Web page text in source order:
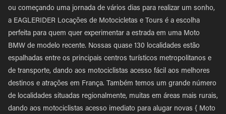
ou começando uma jornada de vários dias para realizar um sonho,
a EAGLERIDER Locações de Motocicletas e Tours é a escolha
perfeita para quem quer experimentar a estrada em uma Moto
BMW de modelo recente. Nossas quase 130 localidades estão
espalhadas entre os principais centros turísticos metropolitanos e
de transporte, dando aos motociclistas acesso fácil aos melhores
destinos e atrações em França. Também temos um grande número
de localidades situadas regionalmente, muitas em áreas mais rurais,
dando aos motociclistas acesso imediato para alugar novas { Moto